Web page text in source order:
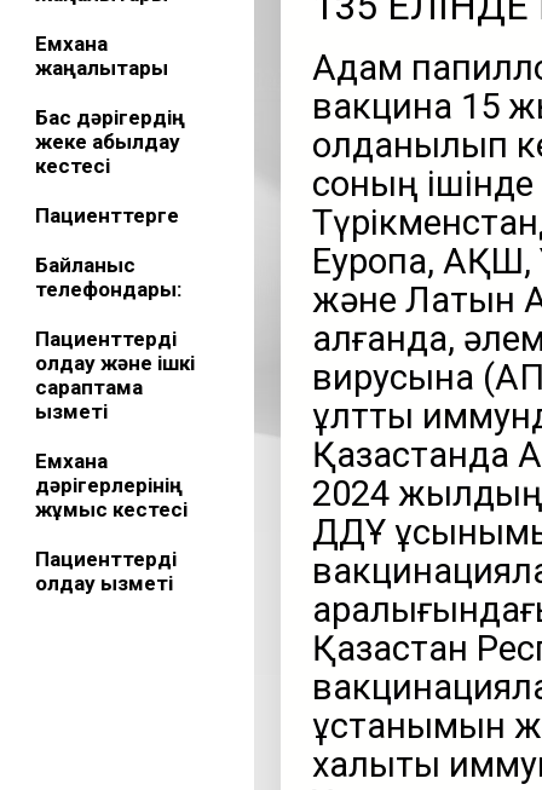
Емхана
жаңалықтары
Бас дәрігердің
жеке қабылдау
кестесі
Пациенттерге
Байланыс
телефондары:
Пациенттерді
қолдау және ішкі
сараптама
қызметі
Емхана
дәрігерлерінің
жұмыс кестесі
Пациенттерді
қолдау қызметі
Адам
вакцина 15
қолданылып
соның
Еуропа, АҚШ,
және Латын
алғанда,
вирусына
ұлттық
Қазақстанда
2024 жылдың
ДДҰ
Қазақстан
ұстанымын
халықты